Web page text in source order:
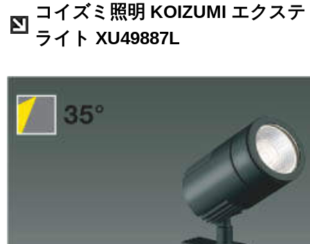
コイズミ照明 KOIZUMI エクス
ライト XU49887L